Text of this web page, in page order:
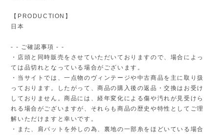
【PRODUCTION】
日本
- - ご確認事項 - -
・店頭と同時販売をさせていただいておりますので、場合によっ
ては品切れとなっている場合がございます。
・当サイトでは、一点物のヴィンテージや中古商品を主に取り扱
っております。したがって、商品の購入後の返品・交換はお受け
しておりません。商品には、経年変化による傷や汚れが見受けら
れる場合がございますが、それらも商品の歴史や特性としてご理
解いただけますと幸いです。
・また、肩パットを外しの為、裏地の一部糸をほどいている場合